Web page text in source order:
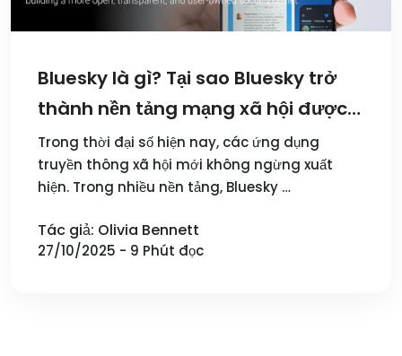
Bluesky là gì? Tại sao Bluesky trở
thành nền tảng mạng xã hội được
ưa chuộng?
Trong thời đại số hiện nay, các ứng dụng
truyền thông xã hội mới không ngừng xuất
hiện. Trong nhiều nền tảng, Bluesky …
Tác giả: Olivia Bennett
27/10/2025 - 9 Phút đọc